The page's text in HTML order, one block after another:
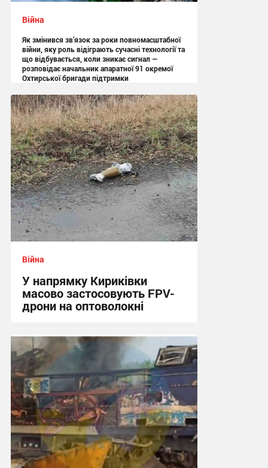
Війна
Як змінився зв’язок за роки повномасштабної
війни, яку роль відіграють сучасні технології та
що відбувається, коли зникає сигнал —
розповідає начальник апаратної 91 окремої
Охтирської бригади підтримки
13:05 вчора
Війна
У напрямку Кириківки
масово застосовують FPV-
дрони на оптоволокні
12:59 вчора